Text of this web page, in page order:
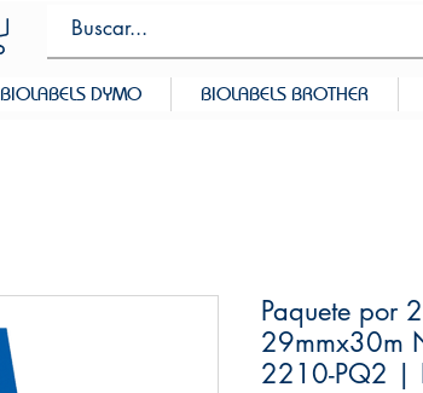
BIOLABELS DYMO BIOLABELS BROTHER
Paquete por
29mmx30m
2210-PQ2 |